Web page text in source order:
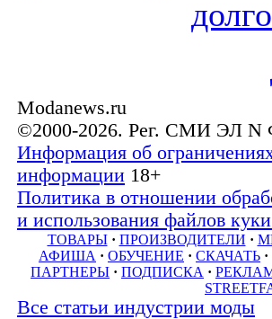
Modanews.ru
©2000-2026. Рег. СМИ ЭЛ N
Информация об
информации 18+
Политика в отношении
и использования файлов
ТОВАРЫ · ПРОИЗВОДИТЕЛИ ·
АФИША · ОБУЧЕНИЕ · СКАЧАТЬ ·
ПАРТНЕРЫ · ПОДПИСКА ·
Все статьи индустрии моды